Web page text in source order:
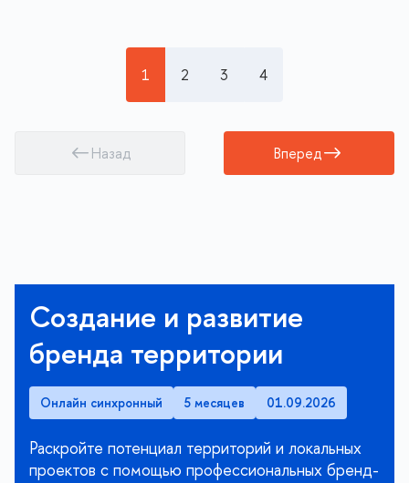
Назад
1 2 3 4
Вперед
Создание и развитие
бренда территории
Онлайн синхронный 5 месяцев 01.09.2026
Раскройте потенциал территорий и локальных
проектов с помощью профессиональных бренд-